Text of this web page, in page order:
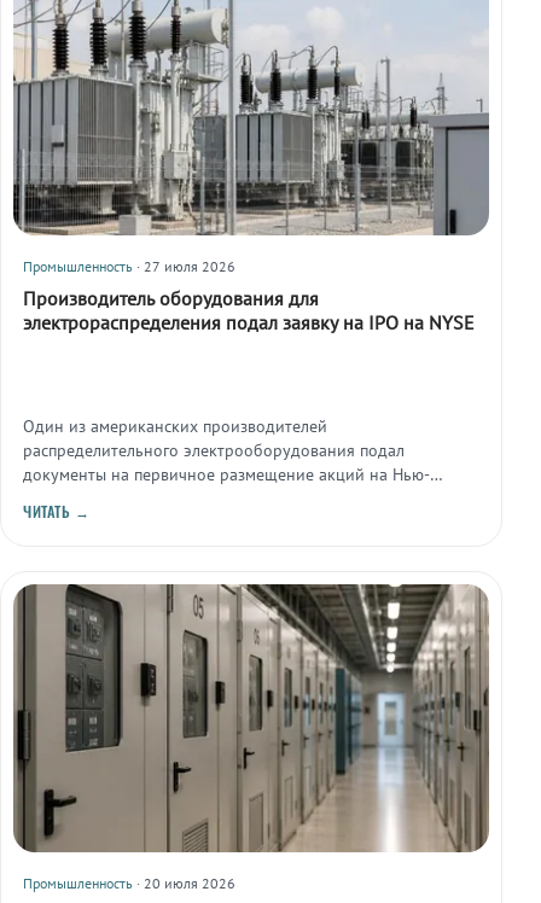
Промышленность · 27 июля 2026
Производитель оборудования для
электрораспределения подал заявку на IPO на NYSE
Один из американских производителей
распределительного электрооборудования подал
документы на первичное размещение акций на Нью-
инвесторов к сегменту электрораспределительного
ЧИТАТЬ →
Промышленность · 20 июля 2026